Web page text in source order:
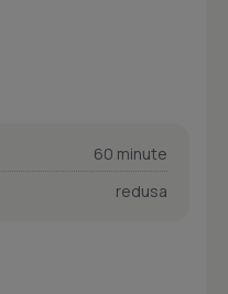
60 minute
redusa